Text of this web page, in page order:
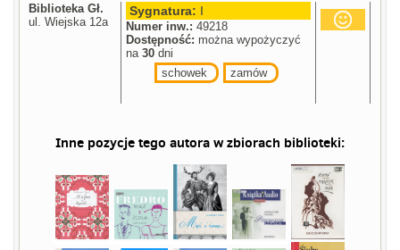
Biblioteka Gł.
ul. Wiejska 12a
Sygnatura: I
Numer inw.: 49218
Dostępność: można wypożyczyć
na30 dni
schowek
zamów
Inne pozycje tego autora w zbiorach biblioteki: